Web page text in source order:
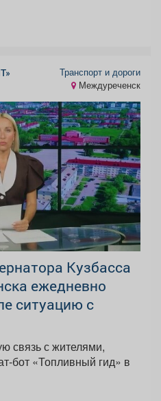
Транспорт и дороги
Междуреченск
Кузбасса
ежедневно
ситуацию с
связь с жителями,
бот «Топливный гид» в